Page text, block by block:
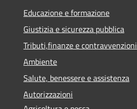
Educazione e formazione
Giustizia e sicurezza pubblica
Tributi,finanze e contravvenzioni
Ambiente
Salute, benessere e assistenza
Autorizzazioni